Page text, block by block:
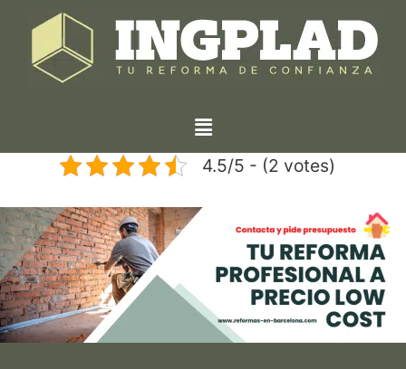
4.5/5 - (2 votes)